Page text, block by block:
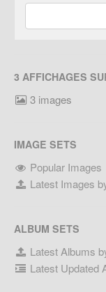
3 AFFICHAGES
3 images
IMAGE SETS
Popular Images
Latest Images
ALBUM SETS
Latest Albums
Latest Updated